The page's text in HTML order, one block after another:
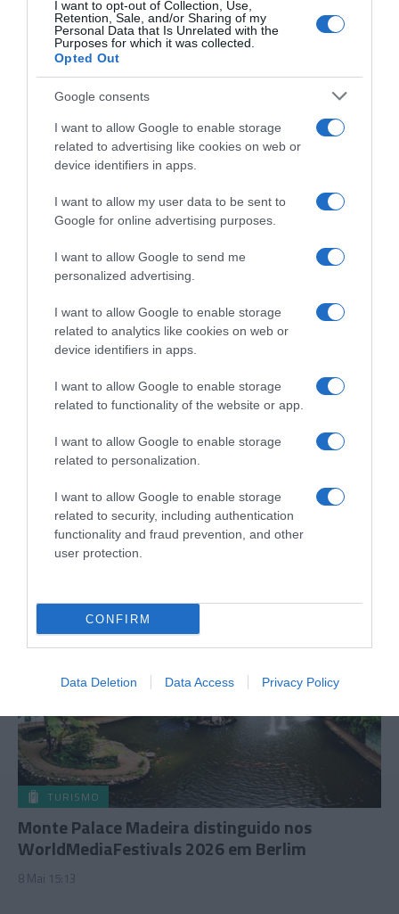
I want to opt-out of Collection, Use,
Retention, Sale, and/or Sharing of my
Personal Data that Is Unrelated with the
Purposes for which it was collected.
Opted Out
Google consents
I want to allow Google to enable storage
related to advertising like cookies on web or
device identifiers in apps.
I want to allow my user data to be sent to
Google for online advertising purposes.
I want to allow Google to send me
personalized advertising.
I want to allow Google to enable storage
related to analytics like cookies on web or
device identifiers in apps.
I want to allow Google to enable storage
related to functionality of the website or app.
I want to allow Google to enable storage
related to personalization.
I want to allow Google to enable storage
related to security, including authentication
functionality and fraud prevention, and other
user protection.
CONFIRM
Data Deletion Data Access Privacy Policy
PRODUTOS E MARCAS
BPI convida os portugueses a “vestir a
camisola” para apoiar a selecção nacional
18 Mai 11:00
PRODUTOS E MARCAS
Pingo Doce associa-se à Campanha Pirilampo
Mágico 2026
11 Mai 10:10
TURISMO
Monte Palace Madeira distinguido nos
WorldMediaFestivals 2026 em Berlim
8 Mai 15:13